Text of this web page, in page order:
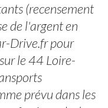
(recensement
de l'argent en
Drive.fr pour
le 44 Loire-
prévu dans les